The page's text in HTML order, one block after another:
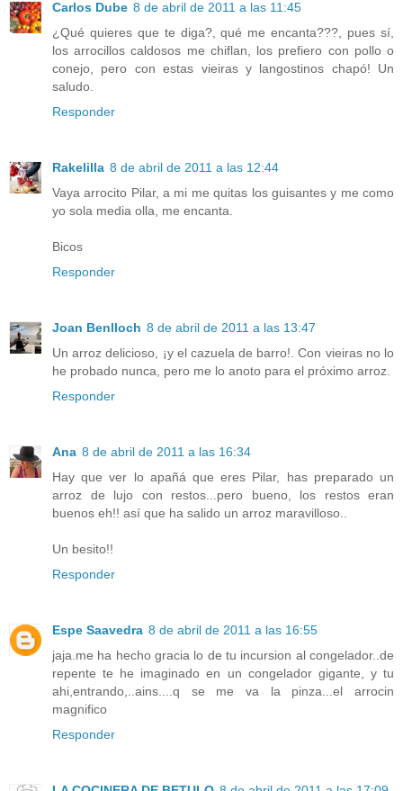
Carlos Dube 8 de abril de 2011 a las 11:45
¿Qué quieres que te diga?, qué me encanta???, pues sí,
los arrocillos caldosos me chiflan, los prefiero con pollo o
conejo, pero con estas vieiras y langostinos chapó! Un
saludo.
Responder
Rakelilla 8 de abril de 2011 a las 12:44
Vaya arrocito Pilar, a mi me quitas los guisantes y me como
yo sola media olla, me encanta.
Bicos
Responder
Joan Benlloch 8 de abril de 2011 a las 13:47
Un arroz delicioso, ¡y el cazuela de barro!. Con vieiras no lo
he probado nunca, pero me lo anoto para el próximo arroz.
Responder
Ana 8 de abril de 2011 a las 16:34
Hay que ver lo apañá que eres Pilar, has preparado un
arroz de lujo con restos...pero bueno, los restos eran
buenos eh!! así que ha salido un arroz maravilloso..
Un besito!!
Responder
Espe Saavedra 8 de abril de 2011 a las 16:55
jaja.me ha hecho gracia lo de tu incursion al congelador..de
repente te he imaginado en un congelador gigante, y tu
ahi,entrando,..ains....q se me va la pinza...el arrocin
magnifico
Responder